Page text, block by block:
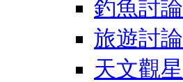
釣魚討論
旅遊討論
天文觀星